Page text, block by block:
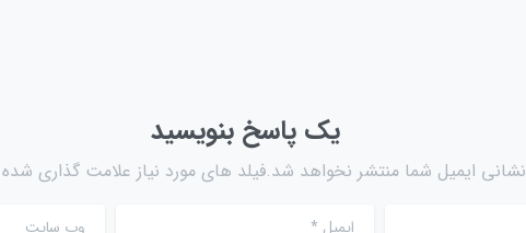
یک پاسخ بنویسید
نشانی ایمیل شما منتشر نخواهد شد.فیلد های مورد نیاز علامت گذاری
ایمیل * وب سایت